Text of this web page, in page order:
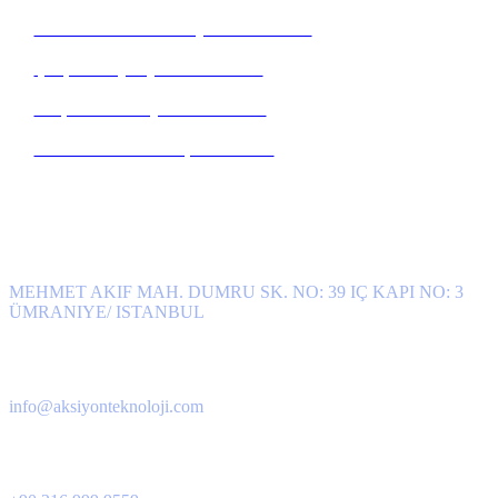
MEHMET AKIF MAH. DUMRU SK. NO: 39 IÇ KAPI NO: 3
ÜMRANIYE/ ISTANBUL
info@aksiyonteknoloji.com